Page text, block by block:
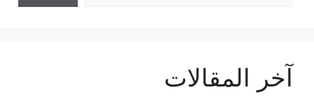
آخر المقالات